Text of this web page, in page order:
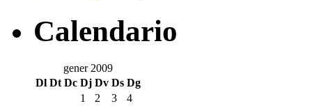
Calendario
gener 2009
Dl Dt Dc Dj Dv Ds Dg
1
2 3
4